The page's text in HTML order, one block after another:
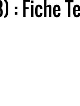
: Fiche